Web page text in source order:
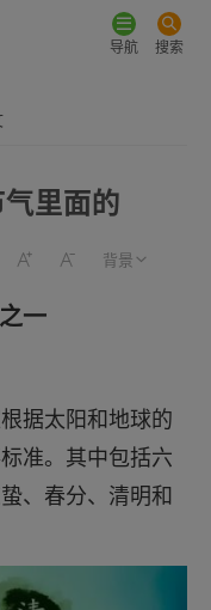
导航 搜索
里面的
一
据太阳和地球的
准。其中包括六
、春分、清明和